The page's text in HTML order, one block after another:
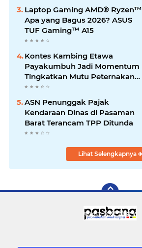
Laptop Gaming AMD® Ryzen™
Apa yang Bagus 2026? ASUS
TUF Gaming™ A15
Kontes Kambing Etawa
Payakumbuh Jadi Momentum
Tingkatkan Mutu Peternakan
Lokal
ASN Penunggak Pajak
Kendaraan Dinas di Pasaman
Barat Terancam TPP Ditunda
Lihat Selengkapnya